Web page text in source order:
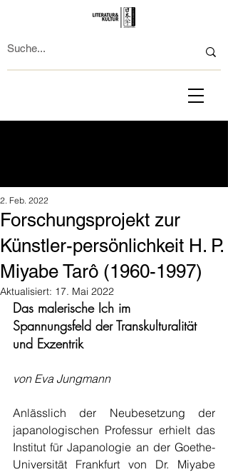
Forschungsprojekt zur
Künstler-persönlichkeit H. P.
Miyabe Tarô (1960-1997)
2. Feb. 2022
Aktualisiert: 17. Mai 2022
Das malerische Ich im
Spannungsfeld der Transkulturalität
und Exzentrik
von Eva Jungmann
Anlässlich der Neubesetzung der
japanologischen Professur erhielt das
Institut für Japanologie an der Goethe-
Universität Frankfurt von Dr. Miyabe